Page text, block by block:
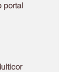
portal